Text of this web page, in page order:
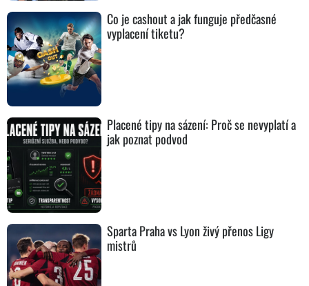
Co je cashout a jak funguje předčasné
vyplacení tiketu?
Placené tipy na sázení: Proč se nevyplatí a
jak poznat podvod
Sparta Praha vs Lyon živý přenos Ligy
mistrů